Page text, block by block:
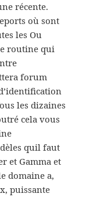
récente.
où sont
les Ou
routine qui
forum
les dizaines
cela vous
quil faut
et Gamma et
domaine a,
puissante